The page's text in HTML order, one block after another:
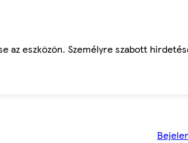
az eszközön. Személyre szabott